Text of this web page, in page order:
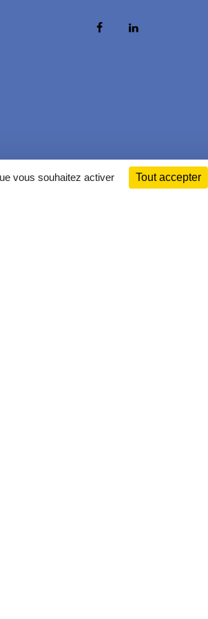
vous souhaitez activer Tout accepter